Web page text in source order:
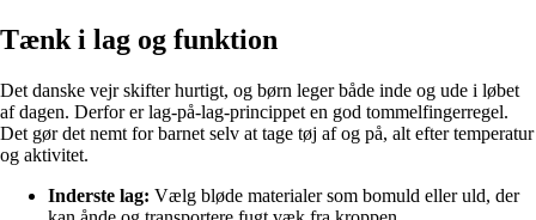
Tænk i lag og funktion
Det danske vejr skifter hurtigt, og børn leger både inde og ude i løbet
af dagen. Derfor er lag-på-lag-princippet en god tommelfingerregel.
Det gør det nemt for barnet selv at tage tøj af og på, alt efter temperatur
og aktivitet.
Inderste lag: Vælg bløde materialer som bomuld eller uld, der